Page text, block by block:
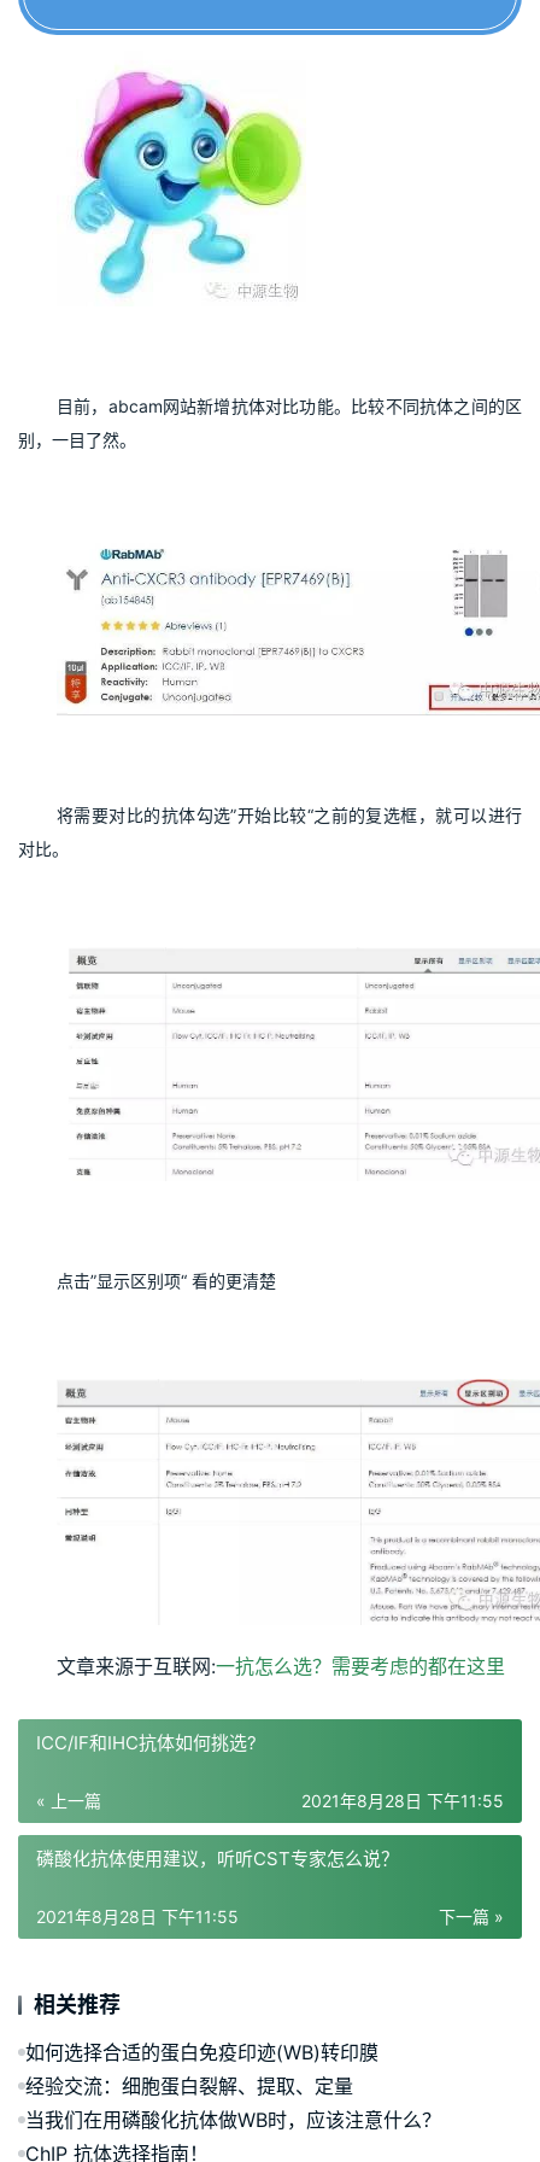
目前，abcam网站新增抗体对比功能。比较不同抗体之间的区
别，一目了然。
将需要对比的抗体勾选”开始比较“之前的复选框，就可以进行
对比。
点击”显示区别项“ 看的更清楚
文章来源于互联网:一抗怎么选？需要考虑的都在这里
ICC/IF和IHC抗体如何挑选?
« 上一篇 2021年8月28日 下午11:55
磷酸化抗体使用建议，听听CST专家怎么说？
下一篇 »
2021年8月28日 下午11:55
相关推荐
如何选择合适的蛋白免疫印迹(WB)转印膜
经验交流：细胞蛋白裂解、提取、定量
当我们在用磷酸化抗体做WB时，应该注意什么？
ChIP 抗体选择指南！